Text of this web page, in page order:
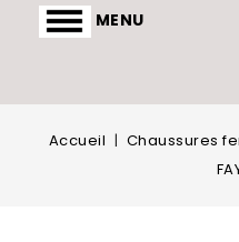
MENU
Accueil Chaussures